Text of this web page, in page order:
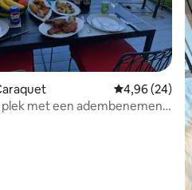
Gemiddelde
4,96 (24)
met een adembenemend